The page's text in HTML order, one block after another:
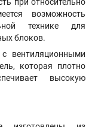
возможность
технике для
блоков.
вентиляционными
которая плотно
высокую